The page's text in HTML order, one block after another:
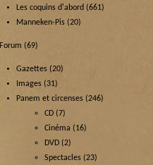
Les coquins d'abord (661)
Manneken-Pis (20)
Forum (69)
Gazettes (20)
Images (31)
Panem et circenses (246)
CD (7)
Cinéma (16)
DVD (2)
Spectacles (23)